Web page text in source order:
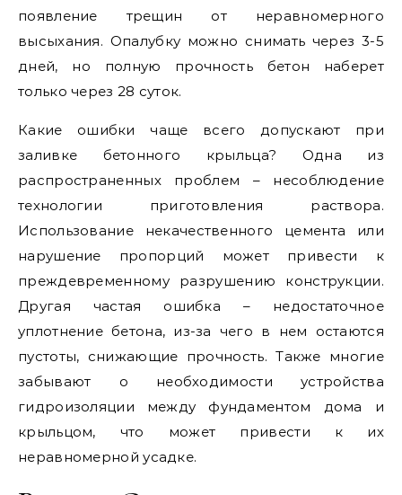
появление трещин от неравномерного
высыхания. Опалубку можно снимать через 3-5
дней, но полную прочность бетон наберет
только через 28 суток.
Какие ошибки чаще всего допускают при
заливке бетонного крыльца? Одна из
распространенных проблем – несоблюдение
технологии приготовления раствора.
Использование некачественного цемента или
нарушение пропорций может привести к
преждевременному разрушению конструкции.
Другая частая ошибка – недостаточное
уплотнение бетона, из-за чего в нем остаются
пустоты, снижающие прочность. Также многие
забывают о необходимости устройства
гидроизоляции между фундаментом дома и
крыльцом, что может привести к их
неравномерной усадке.